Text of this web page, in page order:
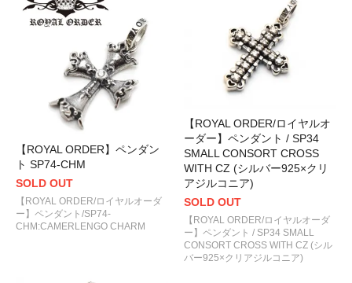
【ROYAL ORDER】ペンダン
ト SP74-CHM
SOLD OUT
【ROYAL ORDER/ロイヤルオーダ
ー】ペンダント/SP74-
CHM:CAMERLENGO CHARM
【ROYAL ORDER/ロイヤルオ
ーダー】ペンダント / SP34
SMALL CONSORT CROSS
WITH CZ (シルバー925×クリ
アジルコニア)
SOLD OUT
【ROYAL ORDER/ロイヤルオーダ
ー】ペンダント / SP34 SMALL
CONSORT CROSS WITH CZ (シル
バー925×クリアジルコニア)